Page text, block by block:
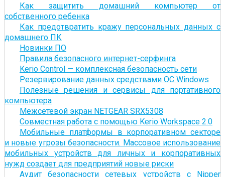
Как защитить домашний компьютер от
собственного ребенка
Как предотвратить кражу персональных данных с
домашнего ПК
Новинки ПО
Правила безопасного интернет-серфинга
Kerio Control — комплексная безопасность сети
Резервирование данных средствами ОС Windows
Полезные решения и сервисы для портативного
компьютера
Межсетевой экран NETGEAR SRX5308
Совместная работа с помощью Kerio Workspace 2.0
Мобильные платформы в корпоративном секторе
и новые угрозы безопасности. Массовое использование
мобильных устройств для личных и корпоративных
нужд создает для предприятий новые риски
Аудит безопасности сетевых устройств с Nipper